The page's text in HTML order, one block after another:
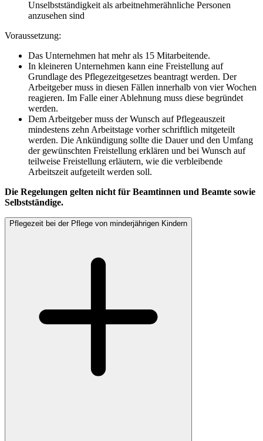
Unselbstständigkeit als arbeitnehmerähnliche Personen
anzusehen sind
Voraussetzung:
Das Unternehmen hat mehr als 15 Mitarbeitende.
In kleineren Unternehmen kann eine Freistellung auf
Grundlage des Pflegezeitgesetzes beantragt werden. Der
Arbeitgeber muss in diesen Fällen innerhalb von vier Wochen
reagieren. Im Falle einer Ablehnung muss diese begründet
werden.
Dem Arbeitgeber muss der Wunsch auf Pflegeauszeit
mindestens zehn Arbeitstage vorher schriftlich mitgeteilt
werden. Die Ankündigung sollte die Dauer und den Umfang
der gewünschten Freistellung erklären und bei Wunsch auf
teilweise Freistellung erläutern, wie die verbleibende
Arbeitszeit aufgeteilt werden soll.
Die Regelungen gelten nicht für Beamtinnen und Beamte sowie
Selbstständige.
Pflegezeit bei der Pflege von minderjährigen Kindern